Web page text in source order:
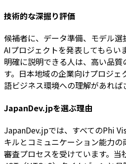
技術的な深掘り評価
候補者に、データ準備、モデル
AIプロジェクトを発表してもらい
明確に説明できる人は、高い品
す。日本地域の企業向けプロジ
語ビジネス環境への理解があれば
JapanDev.jpを選ぶ理由
JapanDev.jpでは、すべてのPhi
キルとコミュニケーション能力
審査プロセスを受けています。当